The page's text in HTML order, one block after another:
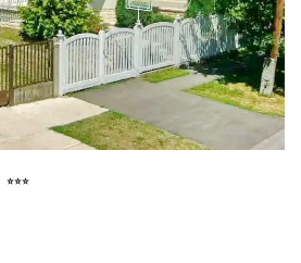
⭐⭐⭐